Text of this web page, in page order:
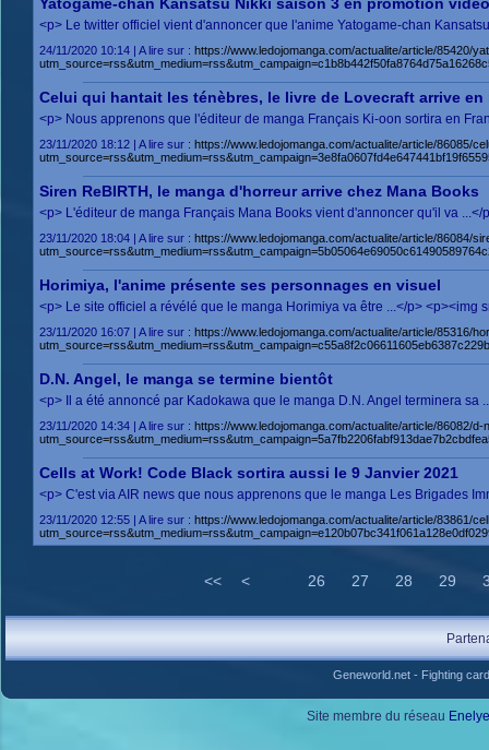
<p> Le twitter officiel vient d'annoncer que l'anime Yatogame-chan
24/11/2020 10:14 | A lire sur : https://www.ledojomanga.com/actualite/article/85420/
Celui qui hantait les ténèbres, le livre de Lovecraft arrive en
<p> Nous apprenons que l'éditeur de manga Français Ki-oon sortira en
23/11/2020 18:12 | A lire sur : https://www.ledojomanga.com/actualite/article/86085/
Siren ReBIRTH, le manga d'horreur arrive chez Mana Books
<p> L'éditeur de manga Français Mana Books vient d'annoncer qu'il va
23/11/2020 18:04 | A lire sur : https://www.ledojomanga.com/actualite/article/86084/
Horimiya, l'anime présente ses personnages en visuel
<p> Le site officiel a révélé que le manga Horimiya va être ...</p>
23/11/2020 16:07 | A lire sur : https://www.ledojomanga.com/actualite/article/85316/
D.N. Angel, le manga se termine bientôt
<p> Il a été annoncé par Kadokawa que le manga D.N. Angel terminera
23/11/2020 14:34 | A lire sur : https://www.ledojomanga.com/actualite/article/86082/
Cells at Work! Code Black sortira aussi le 9 Janvier 2021
<p> C'est via AIR news que nous apprenons que le manga Les Brigades
23/11/2020 12:55 | A lire sur : https://www.ledojomanga.com/actualite/article/83861/
<< < 26 27 28 29
Geneworld.net- Fighting
Site membre du réseau Enelye